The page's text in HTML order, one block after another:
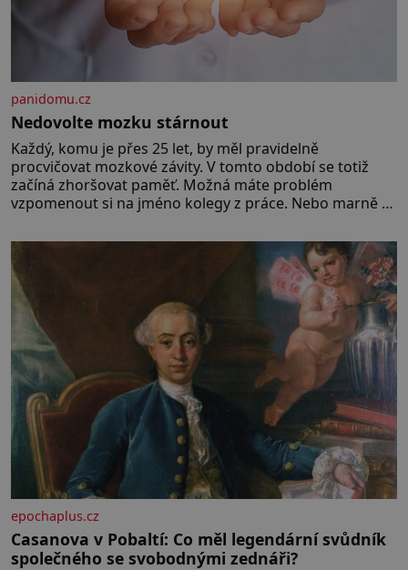
panidomu.cz
Nedovolte mozku stárnout
Každý, komu je přes 25 let, by měl pravidelně
procvičovat mozkové závity. V tomto období se totiž
začíná zhoršovat paměť. Možná máte problém
vzpomenout si na jméno kolegy z práce. Nebo marně v
Je to opravdu tak, s věkem jako kdyby se paměť
rozhodla stávkovat. Cvičte
epochaplus.cz
Casanova v Pobaltí: Co měl legendární svůdník
společného se svobodnými zednáři?